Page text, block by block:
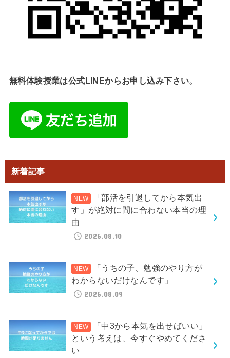
無料体験授業は公式LINEからお申し込み下さい。
新着記事
「部活を引退してから本気出
す」が絶対に間に合わない本当の理
由
2026.08.10
「うちの子、勉強のやり方が
わからないだけなんです」
2026.08.09
「中3から本気を出せばいい」
という考えは、今すぐやめてくださ
い